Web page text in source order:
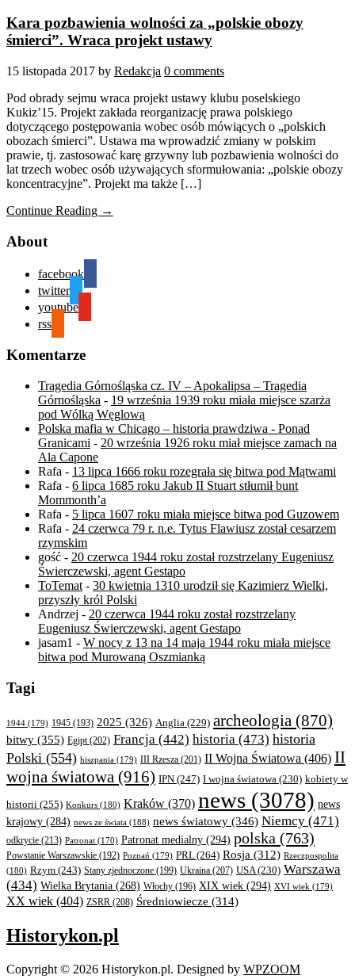
Kara pozbawienia wolności za „polskie obozy
śmierci”. Wraca projekt ustawy
15 listopada 2017 by Redakcja 0 comments
Pod obrady sejmu wraca projekt ustawy klubu poselskiego
Kukiz’15. Projekt zakłada reorganizację prawa polskiego
dotyczącego postępowania wobec osób mówiących o „polskich
obozach śmierci”. Ustawa ma wprowadzić zmiany w polskim
prawie, tj. zastosować karę grzywny lub pozbawienia wolności do
lat trzech wobec osób używających sformułowania: „polskie obozy
koncentracyjne”. Projekt ma także […]
Continue Reading →
About
facebook
twitter
youtube
rss
Komentarze
Tragedia Górnośląska cz. IV – Apokalipsa – Tragedia
Górnośląska - 19 września 1939 roku miała miejsce szarża
pod Wólką Węglową
Polska mafia w Chicago – historia prawdziwa - Ponad
Granicami - 20 września 1926 roku miał miejsce zamach na
Ala Capone
Rafa - 13 lipca 1666 roku rozegrała się bitwa pod Mątwami
Rafa - 6 lipca 1685 roku Jakub II Stuart stłumił bunt
Mommonth’a
Rafa - 5 lipca 1607 roku miała miejsce bitwa pod Guzowem
Rafa - 24 czerwca 79 r. n.e. Tytus Flawiusz został cesarzem
rzymskim
gość - 20 czerwca 1944 roku został rozstrzelany Eugeniusz
Świerczewski, agent Gestapo
ToTemat - 30 kwietnia 1310 urodził się Kazimierz Wielki,
przyszły król Polski
Andrzej - 20 czerwca 1944 roku został rozstrzelany
Eugeniusz Świerczewski, agent Gestapo
jasam1 - W nocy z 13 na 14 maja 1944 roku miała miejsce
bitwa pod Murowaną Oszmianką
Tagi
1944 (179) 1945 (193) 2025 (326) Anglia (229) archeologia (870)
bitwy (355) Egipt(202) Francja (442) historia (473) historia
Polski (554) hiszpania (179) III Rzesza (201) II Wojna Światowa (406) II
wojna światowa (916) IPN (247) I wojna światowa (230) kobiety w
historii (255) Konkurs (180) Kraków (370) news (3078) news
krajowy (284) news ze świata (188) news światowy (346) Niemcy (471)
odkrycie (213) Patronat (170) Patronat medialny (294) polska (763)
Powstanie Warszawskie (192) Poznań (179) PRL(264) Rosja (312) Rzeczpospolita
(180) Rzym (243) Stany zjednoczone (199) Ukraina (207) USA(230) Warszawa
(434) Wielka Brytania (268) Włochy (196) XIX wiek (294) XVI wiek (179)
XX wiek (404) ZSRR (208) Średniowiecze (314)
Historykon.pl
Copyright © 2026 Historykon.pl. Designed by WPZOOM